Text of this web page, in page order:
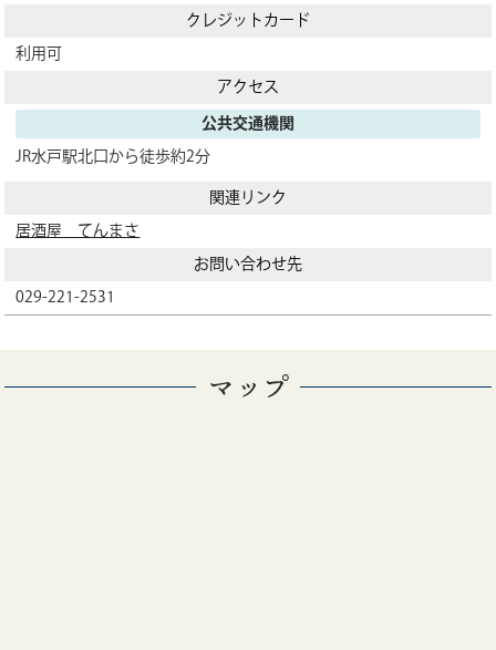
クレジットカード
利用可
アクセス
公共交通機関
JR水戸駅北口から徒歩約2分
関連リンク
居酒屋 てんまさ
お問い合わせ先
029-221-2531
マップ